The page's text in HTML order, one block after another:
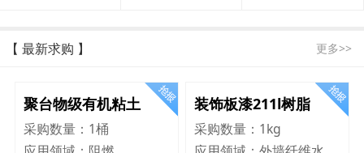
【 最新求购 】 更多>>
聚台物级有机粘土
采购数量： 1桶
装饰板漆211l树脂
采购数量： 1kg